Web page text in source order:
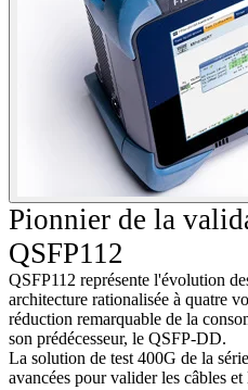
Pionnier de la
QSFP112
QSFP112 représente l'évolution
architecture rationalisée à quatre
réduction remarquable de la
son prédécesseur, le QSFP-DD.
La solution de test 400G de la
avancées pour valider les câbles